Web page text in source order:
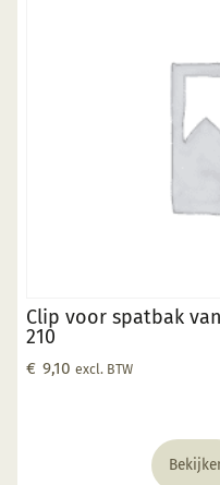
Clip voor spatbak van
210
€ 9,10 excl. BTW